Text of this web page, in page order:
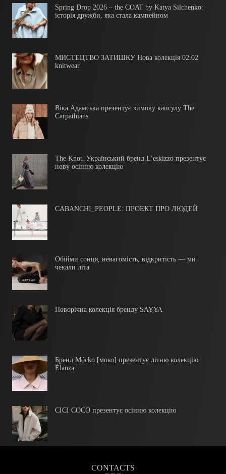
Spring Drop 2026 – the COAT by Katya Silchenko:
історія дружби, яка стала кампейном
МИСТЕЦТВО ЗАТИШКУ Нова колекція 02.02
knitwear
Віка Адамська презентує зимову капсулу The
Carpathians
The Knot. Український бренд L’eskizzo презентує
нову осінню колекцію
CABANCHI_PEOPLE: ПРОЕКТ ПРО ЛЮДЕЙ
Обійми сонця, невагомість, відкритість — ми
чекали літа
Новорічна колекція бренду SAYYA
Бренд Mócko [моко] презентує літню колекцію
Élanza
CICI COCO презентує осінню колекцію
CONTACTS